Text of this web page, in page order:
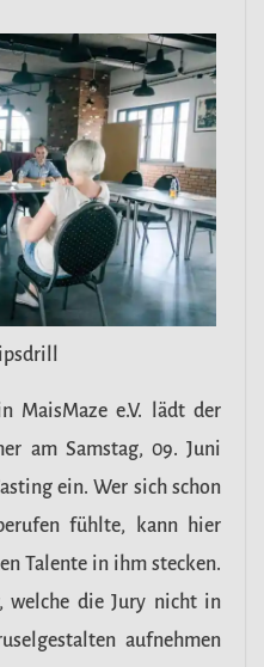
MaisMaze e.V. lädt der
am Samstag, 09. Juni
ein. Wer sich schon
fühlte, kann hier
Talente in ihm stecken.
welche die Jury nicht in
aufnehmen